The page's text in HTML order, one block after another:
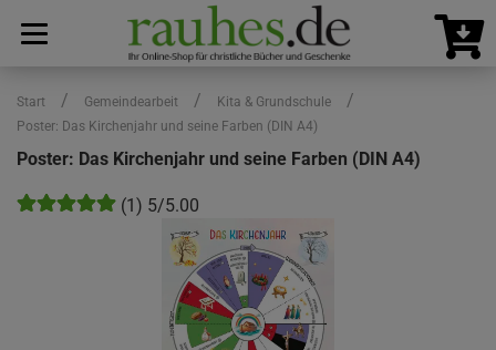
Start / Gemeindearbeit / Kita & Grundschule /
Poster: Das Kirchenjahr und seine Farben (DIN A4)
Poster: Das Kirchenjahr und seine Farben (DIN A4)
(1) 5/5.00